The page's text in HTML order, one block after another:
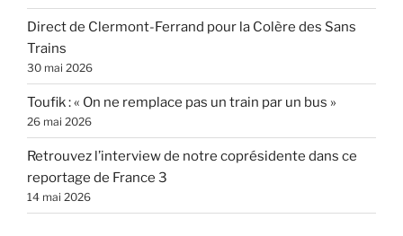
Direct de Clermont-Ferrand pour la Colère des Sans
Trains
30 mai 2026
Toufik : « On ne remplace pas un train par un bus »
26 mai 2026
Retrouvez l’interview de notre coprésidente dans ce
reportage de France 3
14 mai 2026